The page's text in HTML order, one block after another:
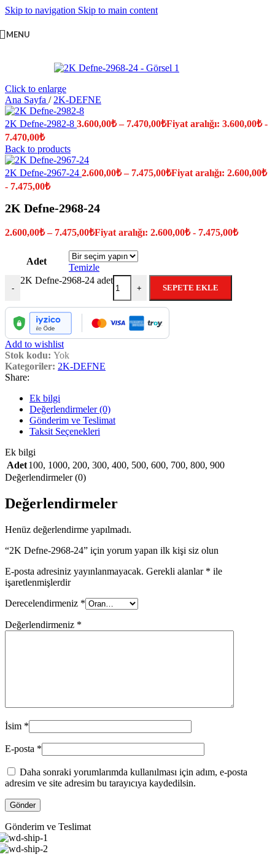
Skip to navigation Skip to main content
MENU
Click to enlarge
Ana Sayfa / 2K-DEFNE
2K Defne-2982-8 3.600,00₺ – 7.470,00₺Fiyat aralığı: 3.600,00₺ -
7.470,00₺
Back to products
2K Defne-2967-24 2.600,00₺ – 7.475,00₺Fiyat aralığı: 2.600,00₺
- 7.475,00₺
2K Defne-2968-24
2.600,00₺ – 7.475,00₺Fiyat aralığı: 2.600,00₺ - 7.475,00₺
Adet
Temizle
-
2K Defne-2968-24 adet
+ SEPETE EKLE
Add to wishlist
Stok kodu: Yok
Kategoriler: 2K-DEFNE
Share:
Ek bilgi
Değerlendirmeler (0)
Gönderim ve Teslimat
Taksit Seçenekleri
Ek bilgi
Adet100, 1000, 200, 300, 400, 500, 600, 700, 800, 900
Değerlendirmeler (0)
Değerlendirmeler
Henüz değerlendirme yapılmadı.
“2K Defne-2968-24” için yorum yapan ilk kişi siz olun
E-posta adresiniz yayınlanmayacak. Gerekli alanlar * ile
işaretlenmişlerdir
Derecelendirmeniz *
Değerlendirmeniz *
İsim *
E-posta *
Daha sonraki yorumlarımda kullanılması için adım, e-posta
adresim ve site adresim bu tarayıcıya kaydedilsin.
Gönderim ve Teslimat